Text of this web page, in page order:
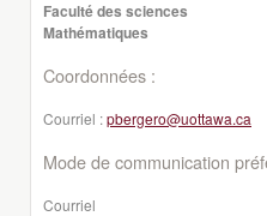
Faculté des sciences
Mathématiques
Coordonnées :
Courriel :pbergero@uottawa.ca
Mode de communication
Courriel